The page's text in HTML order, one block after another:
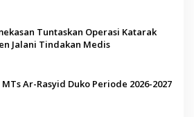
Tuntaskan Operasi Katarak
Jalani Tindakan Medis
Ar-Rasyid Duko Periode 2026-2027